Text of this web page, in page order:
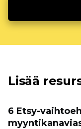
Lisää
6 Etsy-